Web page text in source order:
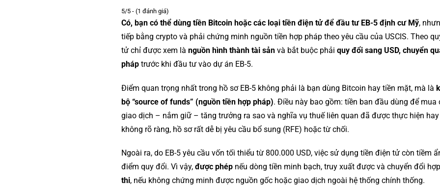
5/5 - (1 đánh giá)
Có, bạn có thể dùng tiền Bitcoin hoặc các loại tiền điện tử để đầu tư EB-5 định cư Mỹ,
tiếp bằng crypto và phải chứng minh nguồn tiền hợp pháp theo yêu cầu của USCIS. Theo
tử chỉ được xem là nguồn hình thành tài sản và bắt buộc phải quy đổi sang USD, chuyển
pháp trước khi đầu tư vào dự án EB-5.
Điểm quan trọng nhất trong hồ sơ EB-5 không phải là bạn dùng Bitcoin hay tiền mặt, mà là
bộ “source of funds” (nguồn tiền hợp pháp). Điều này bao gồm: tiền ban đầu dùng để
giao dịch – nắm giữ – tăng trưởng ra sao và nghĩa vụ thuế liên quan đã được thực hiện
không rõ ràng, hồ sơ rất dễ bị yêu cầu bổ sung (RFE) hoặc từ chối.
Ngoài ra, do EB-5 yêu cầu vốn tối thiểu từ 800.000 USD, việc sử dụng tiền điện tử còn tiềm
điểm quy đổi. Vì vậy, được phép nếu dòng tiền minh bạch, truy xuất được và chuyển đổi
thi, nếu không chứng minh được nguồn gốc hoặc giao dịch ngoài hệ thống chính thống.